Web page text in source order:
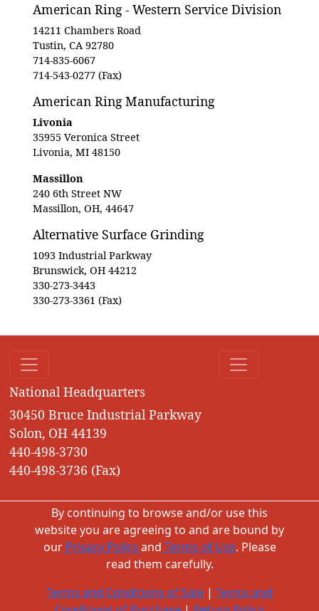
American Ring - Western Service Division
14211 Chambers Road
Tustin, CA 92780
714-835-6067
714-543-0277 (Fax)
American Ring Manufacturing
Livonia
35955 Veronica Street
Livonia, MI 48150
Massillon
240 6th Street NW
Massillon, OH, 44647
Alternative Surface Grinding
1093 Industrial Parkway
Brunswick, OH 44212
330-273-3443
330-273-3361 (Fax)
National Headquarters
30450 Bruce Industrial Parkway
Solon, OH 44139
440-498-3730
440-498-3736 (Fax)
By continuing to browse and/or use this
website you are agreeing to and are bound by
ourPrivacy Policyand Terms of Use. Please
read them carefully.
Terms and Conditions of Sale | Terms and